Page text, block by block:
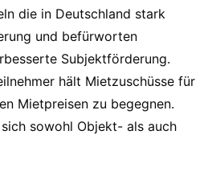
die in Deutschland stark
und befürworten
Subjektförderung.
hält Mietzuschüsse für
Mietpreisen zu begegnen.
sowohl Objekt- als auch